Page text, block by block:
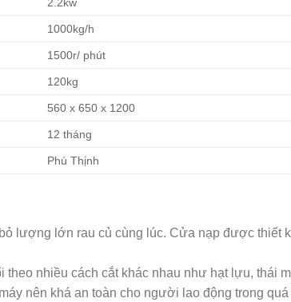
1000kg/h
1500r/ phút
120kg
560 x 650 x 1200
12 tháng
Phú Thịnh
lượng lớn rau củ cùng lúc. Cửa nạp được thiết
nhiều cách cắt khác nhau như hạt lựu, thái
nên khá an toàn cho người lao động trong